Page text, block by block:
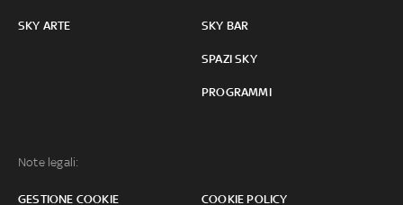
SKY ARTE SKY BAR
SPAZI SKY
PROGRAMMI
Note legali:
GESTIONE COOKIE COOKIE POLICY